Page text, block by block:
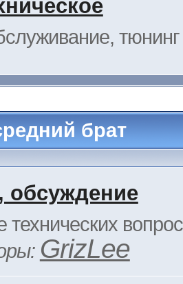
тюнинг
брат
обсуждение
технических
GrizLee